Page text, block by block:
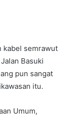
kabel semrawut
Basuki
pun sangat
itu.
Umum,